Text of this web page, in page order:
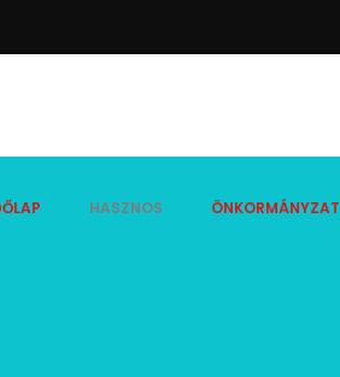
HASZNOS ÖNKORMÁNYZAT